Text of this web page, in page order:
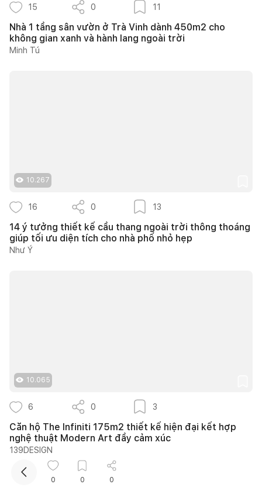
15 0 11
Nhà 1 tầng sân vườn ở Trà Vinh dành 450m2 cho
không gian xanh và hành lang ngoài trời
Minh Tú
10.267
16 0 13
14 ý tưởng thiết kế cầu thang ngoài trời thông thoáng
giúp tối ưu diện tích cho nhà phố nhỏ hẹp
Như Ý
10.065
6 0 3
Căn hộ The Infiniti 175m2 thiết kế hiện đại kết hợp
nghệ thuật Modern Art đầy cảm xúc
139DESIGN
0 0 0